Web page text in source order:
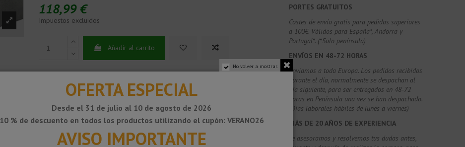
118,99 €
Impuestos excluidos
Añadir al carrito
PORTES GRATUITOS
Costes de envío gratis para pedidos superiores
a 100€. Válidos para España*, Andorra y
Portugal*. (*Solo península)
ENVÍOS EN 48-72 HORAS
Enviamos a toda Europa. Los pedidos recibidos
durante el día, normalmente se despachan al
día siguiente, para ser entregados en 48-72
horas en Península una vez se han despachado.
(Días laborales hábiles de lunes a viernes)
MÁS DE 20 AÑOS DE EXPERIENCIA
Te asesoramos y resolvemos tus dudas antes,
No volver a mostrar.
OFERTA ESPECIAL
Desde el 31 de julio al 10 de agosto de 2026
10 % de descuento en todos los productos utilizando el cupón: VERANO26
AVISO IMPORTANTE